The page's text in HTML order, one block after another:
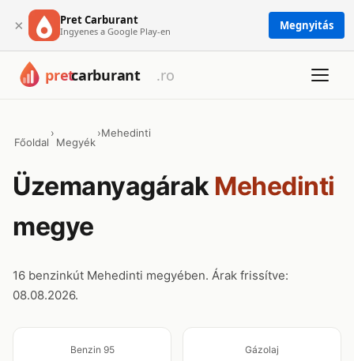
× Pret Carburant
Ingyenes a Google Play-en Megnyitás
Főoldal
›
Megyék
›Mehedinti
Üzemanyagárak Mehedinti
megye
16 benzinkút Mehedinti megyében. Árak frissítve:
08.08.2026.
Benzin 95
Gázolaj